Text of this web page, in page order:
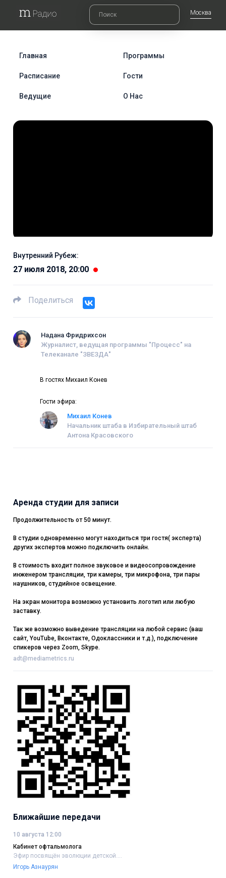
Москва
Главная Программы
Расписание Гости
Ведущие О Нас
Внутренний Рубеж:
27 июля 2018, 20:00
Поделиться
Надана Фридрихсон
Журналист, ведущая программы "Процесс" на
Телеканале "ЗВЕЗДА"
В гостях Михаил Конев
Гости эфира:
Михаил Конев
Начальник штаба в Избирательный штаб
Антона Красовского
Аренда студии для записи
Продолжительность от 50 минут.
В студии одновременно могут находиться три гостя( эксперта)
других экспертов можно подключить онлайн.
В стоимость входит полное звуковое и видеосопровождение
инженером трансляции, три камеры, три микрофона, три пары
наушников, студийное освещение.
На экран монитора возможно установить логотип или любую
заставку.
Так же возможно выведение трансляции на любой сервис (ваш
сайт, YouTube, Вконтакте, Одоклассники и т.д.), подключение
спикеров через Zoom, Skype.
adt@mediametrics.ru
Ближайшие передачи
10 августа 12:00
Кабинет офтальмолога
Эфир посвящён эволюции детской....
Игорь Азнаурян